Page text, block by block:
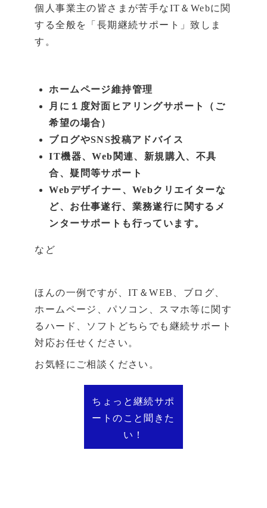
個人事業主の皆さまが苦手なIT＆Webに関
する全般を「長期継続サポート」致しま
す。
ホームページ維持管理
月に１度対面ヒアリングサポート（ご
希望の場合）
ブログやSNS投稿アドバイス
IT機器、Web関連、新規購入、不具
合、疑問等サポート
Webデザイナー、Webクリエイターな
ど、お仕事遂行、業務遂行に関するメ
ンターサポートも行っています。
など
ほんの一例ですが、IT＆WEB、ブログ、
ホームページ、パソコン、スマホ等に関す
るハード、ソフトどちらでも継続サポート
対応お任せください。
お気軽にご相談ください。
ちょっと継続サポ
ートのこと聞きた
い！